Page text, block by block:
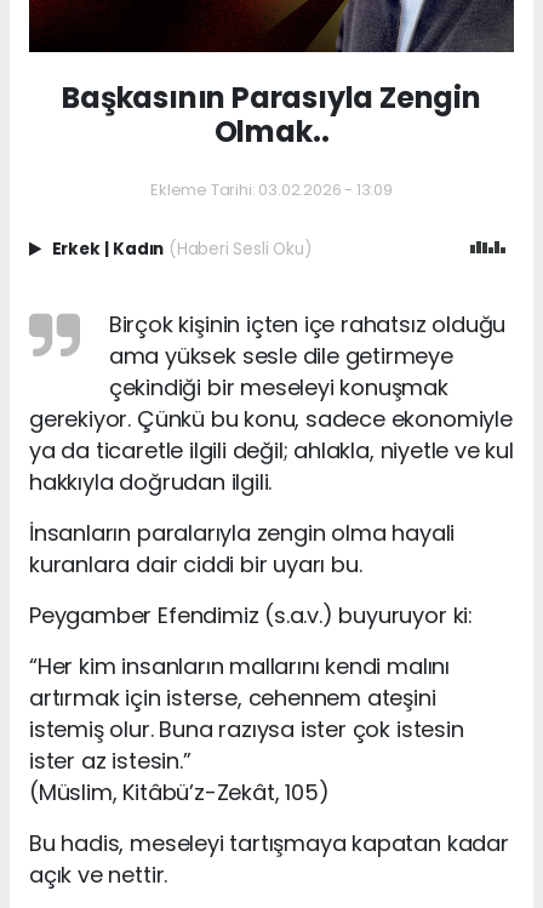
Başkasının Parasıyla Zengin
Olmak..
Ekleme Tarihi: 03.02.2026 - 13:09
Erkek | Kadın (Haberi Sesli Oku)
Birçok kişinin içten içe rahatsız olduğu
ama yüksek sesle dile getirmeye
çekindiği bir meseleyi konuşmak
gerekiyor. Çünkü bu konu, sadece ekonomiyle
ya da ticaretle ilgili değil; ahlakla, niyetle ve kul
hakkıyla doğrudan ilgili.
İnsanların paralarıyla zengin olma hayali
kuranlara dair ciddi bir uyarı bu.
Peygamber Efendimiz (s.a.v.) buyuruyor ki:
“Her kim insanların mallarını kendi malını
artırmak için isterse, cehennem ateşini
istemiş olur. Buna razıysa ister çok istesin
ister az istesin.”
(Müslim, Kitâbü’z-Zekât, 105)
Bu hadis, meseleyi tartışmaya kapatan kadar
açık ve nettir.